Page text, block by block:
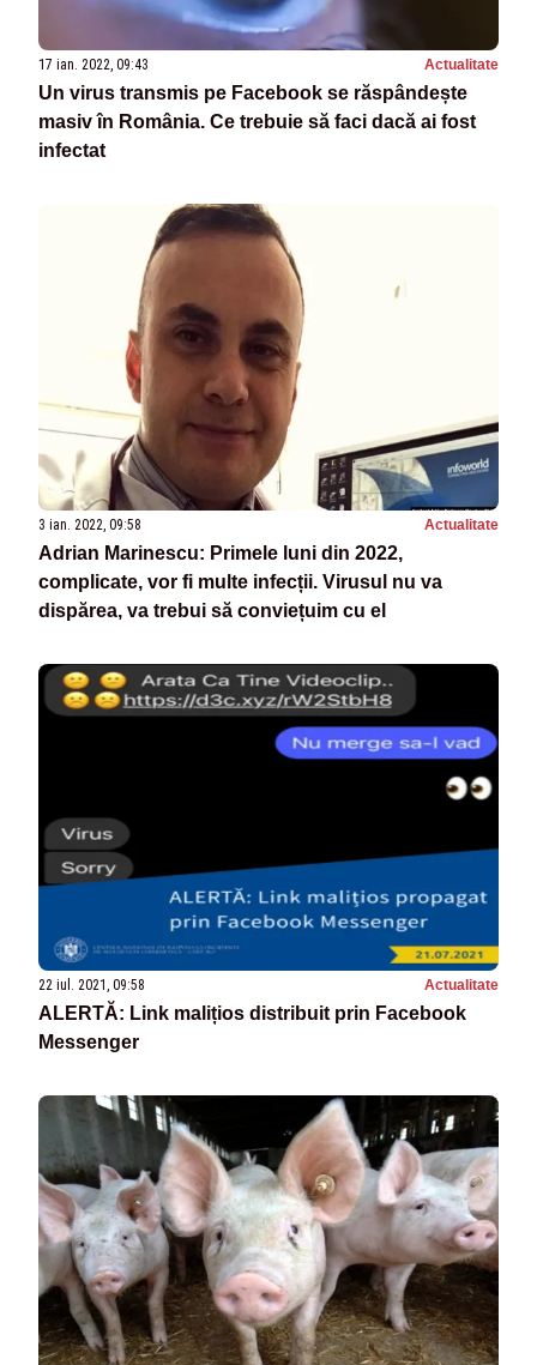
17 ian. 2022, 09:43 Actualitate
Un virus transmis pe Facebook se răspândește
masiv în România. Ce trebuie să faci dacă ai fost
infectat
3 ian. 2022, 09:58 Actualitate
Adrian Marinescu: Primele luni din 2022,
complicate, vor fi multe infecții. Virusul nu va
dispărea, va trebui să conviețuim cu el
22 iul. 2021, 09:58 Actualitate
ALERTĂ: Link malițios distribuit prin Facebook
Messenger